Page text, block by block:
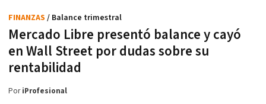
Mercado Libre presentó balance y cayó
en Wall Street por dudas sobre su
rentabilidad
FINANZAS / Balance trimestral
PoriProfesional